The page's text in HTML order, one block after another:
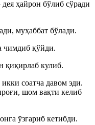
ҳайрон бўлиб сўради
муҳаббат бўлади.
чимдиб қўйди.
кулиб.
соатча давом эди.
шом вақти келиб
ўзгариб кетибди.